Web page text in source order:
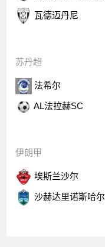
瓦德迈丹尼
苏丹超
法希尔
AL法拉赫SC
伊朗甲
埃斯兰沙尔
沙赫达里诺斯哈尔